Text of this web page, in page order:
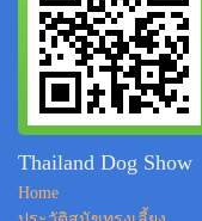
Thailand Dog Show
Home